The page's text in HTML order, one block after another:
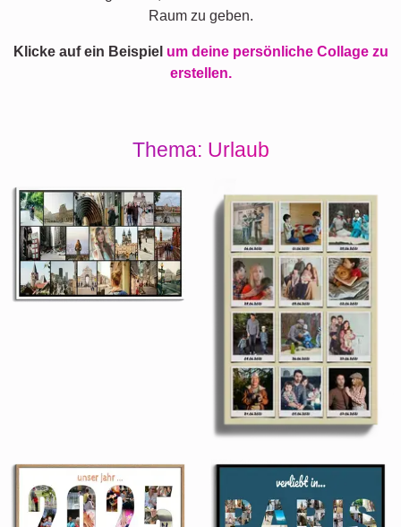
Raum zu geben.
Klicke auf ein Beispiel um deine persönliche Collage zu
erstellen.
Thema: Urlaub